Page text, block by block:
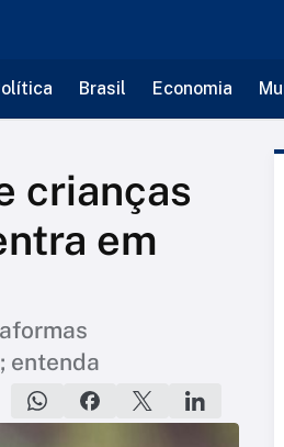
Brasil Economia
crianças
em
entenda